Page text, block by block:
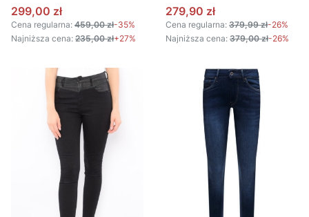
Cena promocyjna
299,00 zł
Cena regularna: 459,00 zł-35%
Najniższa cena: 235,00 zł+27%
Cena promocyjna
279,90 zł
Cena regularna: 379,99 zł-26%
Najniższa cena: 379,00 zł-26%